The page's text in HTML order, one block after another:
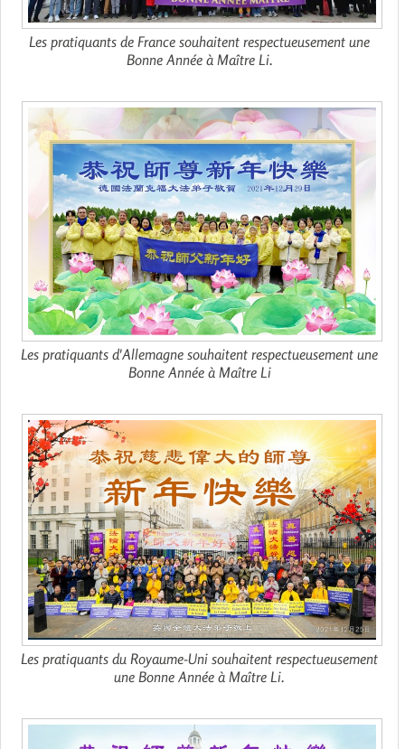
Les pratiquants de France souhaitent respectueusement une
Bonne Année à Maître Li.
Les pratiquants d'Allemagne souhaitent respectueusement une
Bonne Année à Maître Li
Les pratiquants du Royaume-Uni souhaitent respectueusement
une Bonne Année à Maître Li.